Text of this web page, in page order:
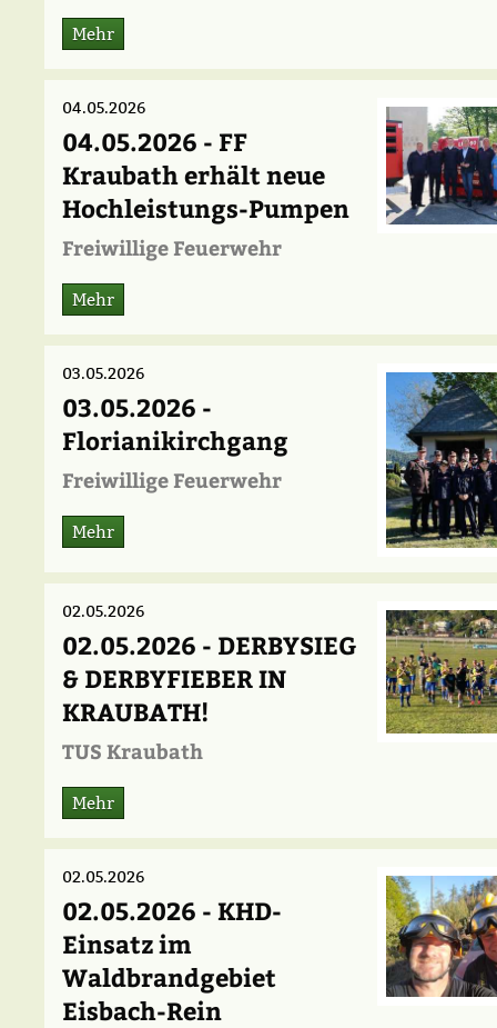
Mehr
04.05.2026
04.05.2026 - FF
Kraubath erhält neue
Hochleistungs-Pumpen
Freiwillige Feuerwehr
Mehr
03.05.2026
03.05.2026 -
Florianikirchgang
Freiwillige Feuerwehr
Mehr
02.05.2026
02.05.2026 - DERBYSIEG
& DERBYFIEBER IN
KRAUBATH!
TUS Kraubath
Mehr
02.05.2026
02.05.2026 - KHD-
Einsatz im
Waldbrandgebiet
Eisbach-Rein